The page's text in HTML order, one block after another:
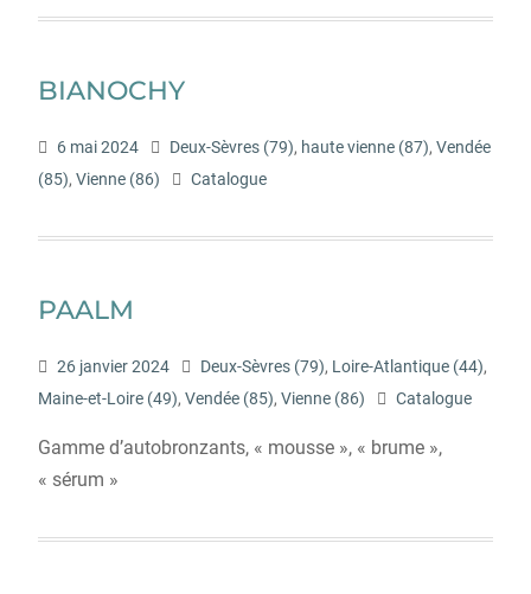
BIANOCHY
6 mai 2024 Deux-Sèvres (79), haute vienne (87), Vendée
(85), Vienne (86) Catalogue
PAALM
26 janvier 2024 Deux-Sèvres (79), Loire-Atlantique (44),
Maine-et-Loire (49), Vendée (85), Vienne (86) Catalogue
Gamme d’autobronzants, « mousse », « brume »,
« sérum »